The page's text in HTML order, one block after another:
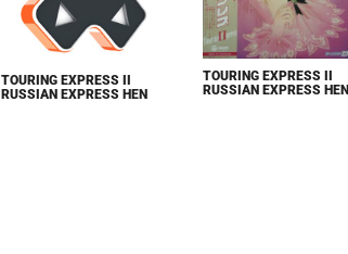
TOURING EXPRESS II
RUSSIAN EXPRESS HEN
TOURING EXPRESS II
RUSSIAN EXPRESS HEN